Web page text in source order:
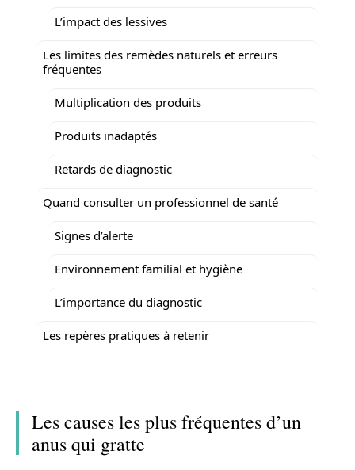
L’impact des lessives
Les limites des remèdes naturels et erreurs
fréquentes
Multiplication des produits
Produits inadaptés
Retards de diagnostic
Quand consulter un professionnel de santé
Signes d’alerte
Environnement familial et hygiène
L’importance du diagnostic
Les repères pratiques à retenir
Les causes les plus fréquentes d’un
anus qui gratte